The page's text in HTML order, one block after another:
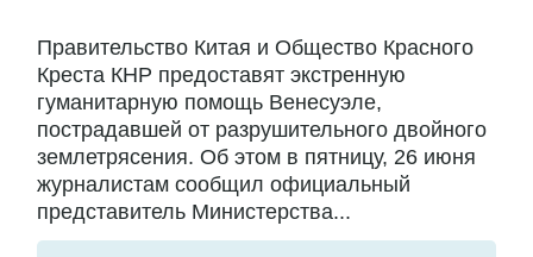
Правительство Китая и Общество Красного
Креста КНР предоставят экстренную
гуманитарную помощь Венесуэле,
пострадавшей от разрушительного двойного
землетрясения. Об этом в пятницу, 26 июня
журналистам сообщил официальный
представитель Министерства...